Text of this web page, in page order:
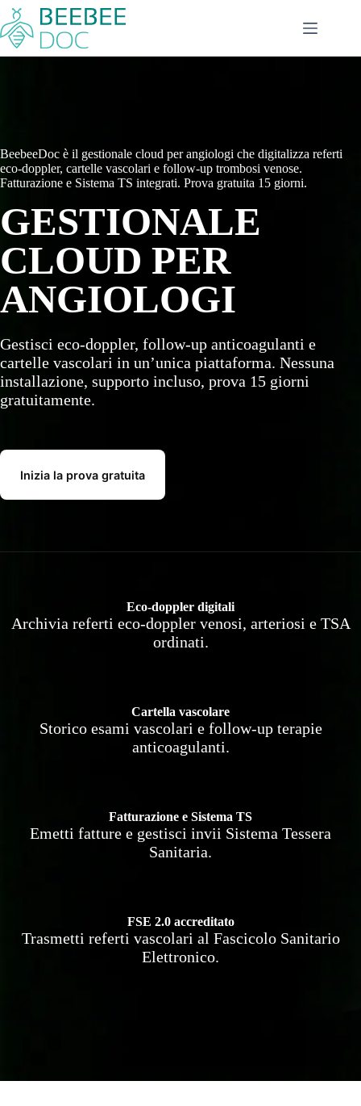
Salta
al
contenuto
BeebeeDoc è il gestionale cloud per angiologi che digitalizza referti
eco-doppler, cartelle vascolari e follow-up trombosi venose.
Fatturazione e Sistema TS integrati. Prova gratuita 15 giorni.
GESTIONALE
CLOUD PER
ANGIOLOGI
Gestisci eco-doppler, follow-up anticoagulanti e
cartelle vascolari in un’unica piattaforma. Nessuna
installazione, supporto incluso, prova 15 giorni
gratuitamente.
Inizia la prova gratuita
Eco-doppler digitali
Archivia referti eco-doppler venosi, arteriosi e TSA
ordinati.
Cartella vascolare
Storico esami vascolari e follow-up terapie
anticoagulanti.
Fatturazione e Sistema TS
Emetti fatture e gestisci invii Sistema Tessera
Sanitaria.
FSE 2.0 accreditato
Trasmetti referti vascolari al Fascicolo Sanitario
Elettronico.